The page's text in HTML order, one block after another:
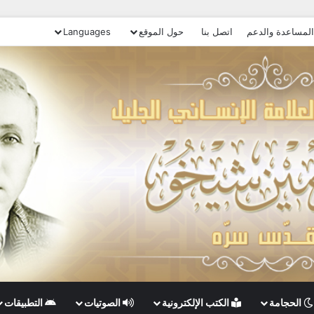
المساعدة والدعم اتصل بنا حول الموقع Languages
الحجامة الكتب الإلكترونية الصوتيات التطبيقات